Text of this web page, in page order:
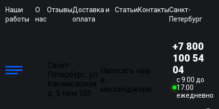
Наши
работы
О
нас
ОтзывыДоставка и
оплата
СтатьиКонтактыСанкт-
Петербург
Санкт-
Петербург, ул.
Касимовская
д. 5 пом.103
Написать нам
в
мессенджере
+7 800
100 54
04
c 9:00 до
17:00
ежедневно